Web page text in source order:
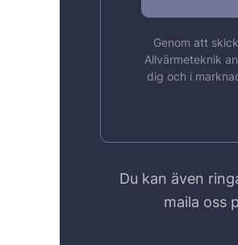
Genom att
Allvärmeteknik
dig och i
Du kan även
maila oss